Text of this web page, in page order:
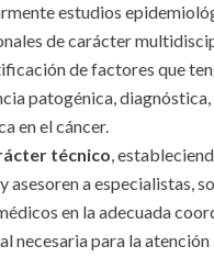
estudios
de carácter
de factores que
patogénica,
en el cáncer.
técnico,
asesoren a especialistas,
en la adecuada
necesaria para la